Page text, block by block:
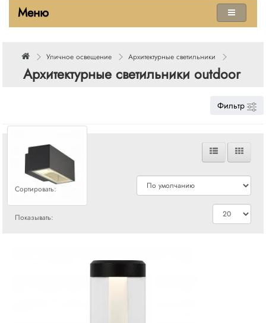
Меню
Уличное освещение Архитектурные светильники
Архитектурные светильники outdoor
Фильтр
Сравнения
Сортировать:
Показывать: